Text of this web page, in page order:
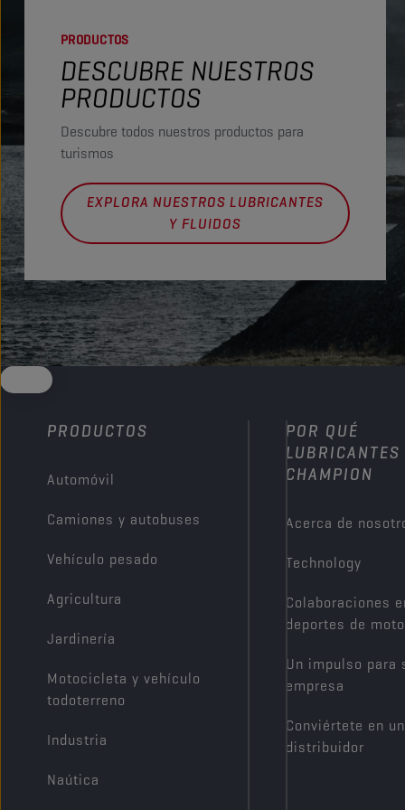
PRODUCTOS
DESCUBRE NUESTROS
PRODUCTOS
Descubre todos nuestros productos para
turismos
EXPLORA NUESTROS LUBRICANTES
Y FLUIDOS
PRODUCTOS
Automóvil
Camiones y autobuses
Vehículo pesado
Agricultura
Jardinería
Motocicleta y vehículo
todoterreno
Industria
Naútica
POR QUÉ
LUBRICANTES
CHAMPION
Acerca de
Technology
Colaboraciones
deportes de
Un impulso para
empresa
Conviértete en un
distribuidor